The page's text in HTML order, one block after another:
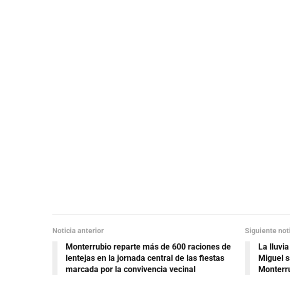
Noticia anterior
Monterrubio reparte más de 600 raciones de
lentejas en la jornada central de las fiestas
marcada por la convivencia vecinal
Siguiente
La
Miguel